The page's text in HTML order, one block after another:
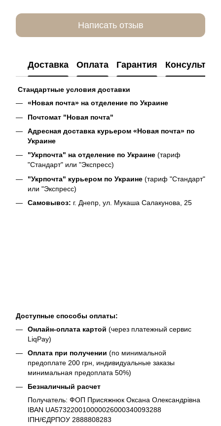
Написать отзыв
Доставка Оплата Гарантия
Стандартные условия доставки
«Новая почта» на отделение по Украине
Почтомат "Новая почта"
Адресная доставка курьером «Новая почта» по
Украине
"Укрпочта" на отделение по Украине (тариф
"Стандарт" или "Экспресс)
"Укрпочта" курьером по Украине (тариф "Стандарт"
или "Экспресс)
Самовывоз: г. Днепр, ул. Мукаша Салакунова, 25
Доступные способы оплаты:
Онлайн-оплата картой (через платежный сервис
LiqPay)
Оплата при получении (по минимальной
предоплате 200 грн, индивидуальные заказы
минимальная предоплата 50%)
Безналичный расчет
Получатель: ФОП Присяжнюк Оксана Олександрівна
IBAN UA573220010000026000340093288
ІПН/ЄДРПОУ 2888808283